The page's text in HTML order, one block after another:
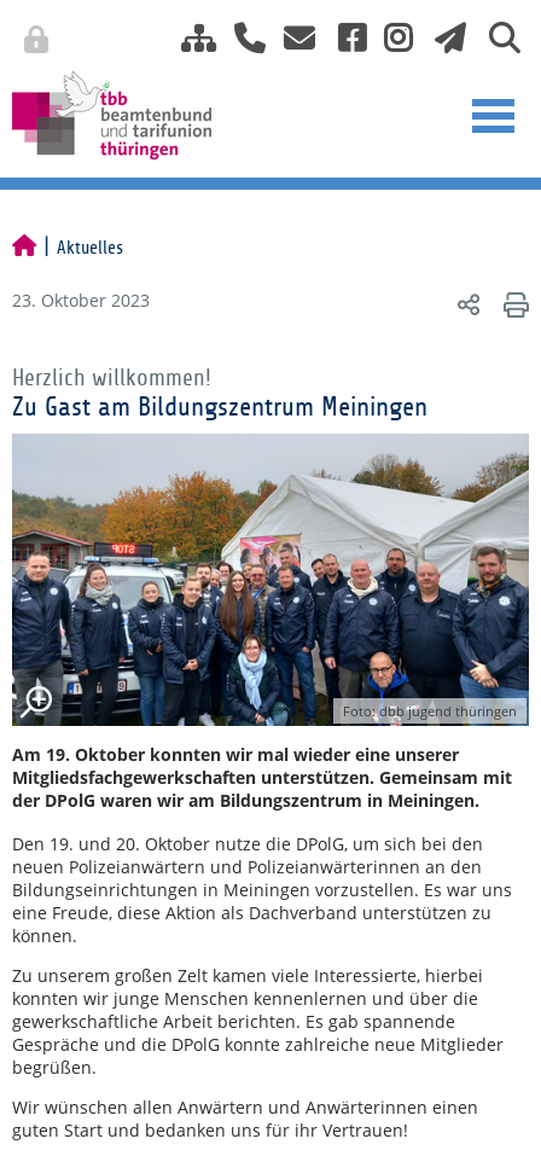
Aktuelles
23. Oktober 2023
Herzlich willkommen!
Zu Gast am Bildungszentrum Meiningen
Foto: dbb jugend thüringen
Am 19. Oktober konnten wir mal wieder eine unserer
Mitgliedsfachgewerkschaften unterstützen. Gemeinsam mit
der DPolG waren wir am Bildungszentrum in Meiningen.
Den 19. und 20. Oktober nutze die DPolG, um sich bei den
neuen Polizeianwärtern und Polizeianwärterinnen an den
Bildungseinrichtungen in Meiningen vorzustellen. Es war uns
eine Freude, diese Aktion als Dachverband unterstützen zu
können.
Zu unserem großen Zelt kamen viele Interessierte, hierbei
konnten wir junge Menschen kennenlernen und über die
gewerkschaftliche Arbeit berichten. Es gab spannende
Gespräche und die DPolG konnte zahlreiche neue Mitglieder
begrüßen.
Wir wünschen allen Anwärtern und Anwärterinnen einen
guten Start und bedanken uns für ihr Vertrauen!